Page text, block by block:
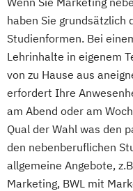
Transformation
haben Sie grundsätzlich
Studienformen. Bei
Lehrinhalte in eigenem
von zu Hause aus
erfordert Ihre
am Abend oder am
Qual der Wahl was den
den nebenberuflichen
allgemeine Angebote,
Marketing, BWL mit